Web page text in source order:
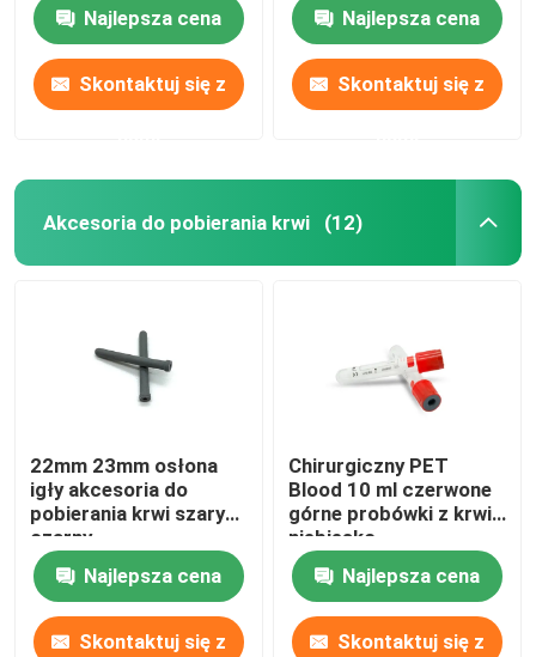
Najlepsza cena
Skontaktuj się z
Najlepsza cena
Skontaktuj się z
Akcesoria do pobierania krwi (12)
22mm 23mm osłona
igły akcesoria do
pobierania krwi szary
czarny
Najlepsza cena
Skontaktuj się z
Chirurgiczny PET
Blood 10 ml czerwone
górne probówki z krwią
niebiesko-
pomarańczowe
Najlepsza cena
Skontaktuj się z